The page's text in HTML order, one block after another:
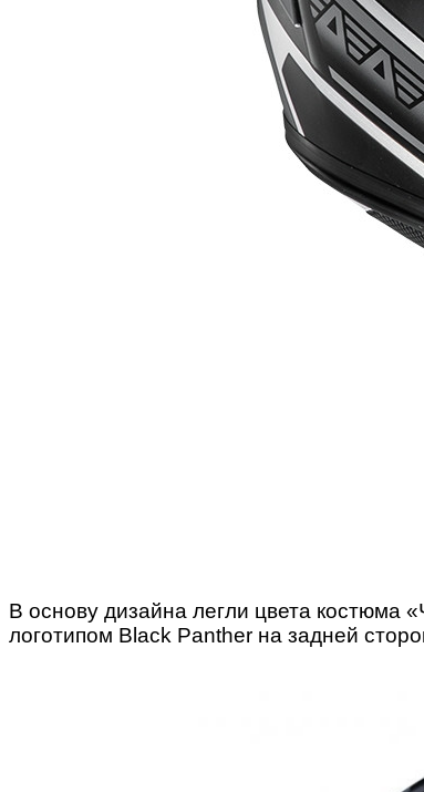
В основу дизайна легли цвета костюма
логотипом Black Panther на задней